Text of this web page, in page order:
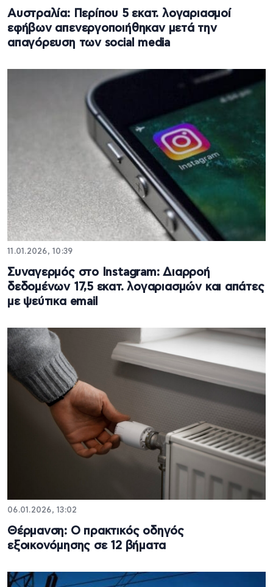
Αυστραλία: Περίπου 5 εκατ. λογαριασμοί
εφήβων απενεργοποιήθηκαν μετά την
απαγόρευση των social media
11.01.2026, 10:39
Συναγερμός στο Instagram: Διαρροή
δεδομένων 17,5 εκατ. λογαριασμών και απάτες
με ψεύτικα email
06.01.2026, 13:02
Θέρμανση: Ο πρακτικός οδηγός
εξοικονόμησης σε 12 βήματα